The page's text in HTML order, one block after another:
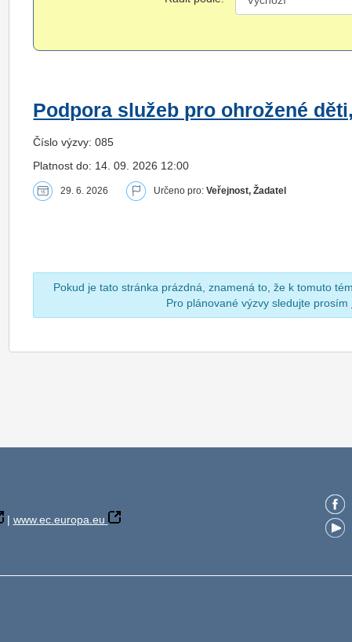
Podpora služeb pro ohrožené
Číslo výzvy: 085
Platnost do: 14. 09. 2026 12:00
29. 6. 2026 Určeno pro:Veřejnost, Žadatel
Pokud je tato stránka prázdná, znamená to, že k tomuto
Pro plánované výzvy sledujte prosím
| www.ec.europa.eu